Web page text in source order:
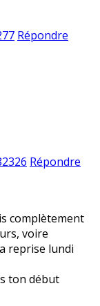
Répondre
Répondre
complètement
voire
reprise lundi
ton début